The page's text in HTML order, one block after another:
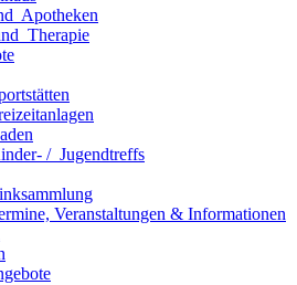
Apotheken
Therapie
/ ­ Jugendtreffs
Veranstaltungen & Informationen